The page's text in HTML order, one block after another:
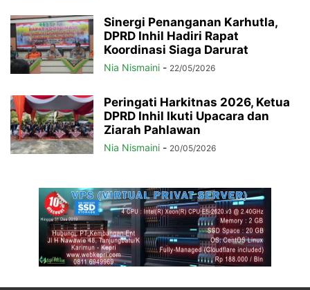
Sinergi Penanganan Karhutla,
DPRD Inhil Hadiri Rapat
Koordinasi Siaga Darurat
Nia Nismaini - 22/05/2026
Peringati Harkitnas 2026, Ketua
DPRD Inhil Ikuti Upacara dan
Ziarah Pahlawan
Nia Nismaini - 20/05/2026